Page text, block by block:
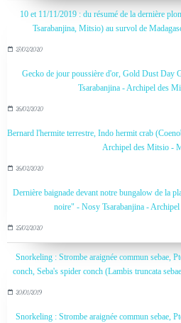
10 et 11/11/2019 : du résumé de la dernière
Tsarabanjina, Mitsio) au survol de
27/02/2020
Gecko de jour poussière d'or, Gold Dust Day
Tsarabanjina - Archipel des
26/02/2020
Bernard l'hermite terrestre, Indo hermit crab
Archipel des Mitsio -
26/02/2020
Dernière baignade devant notre bungalow de la
noire" - Nosy Tsarabanjina -
25/02/2020
Snorkeling : Strombe araignée commun sebae,
conch, Seba's spider conch (Lambis truncata
20/01/2019
Snorkeling : Strombe araignée commun sebae,